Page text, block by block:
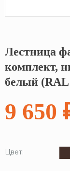
Кликните, чтобы
Лестница
комплект,
белый (RAL
9 650
Цвет: